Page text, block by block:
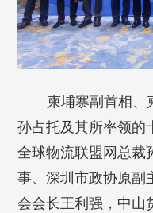
柬埔寨副首相、
孙占托及其所率领的
全球物流联盟网总裁
事、深圳市政协原副
会会长王利强，中山